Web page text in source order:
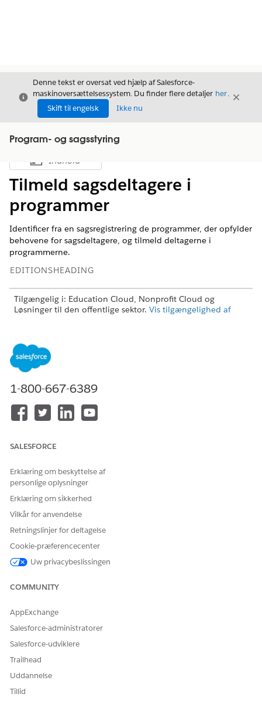
Luk
Denne tekst er oversat ved hjælp af Salesforce-
maskinoversættelsessystem. Du finder flere detaljer her.
Skift til engelsk
Ikke nu
Luk
Program- og sagsstyring
Vis indholdsfortegnelse
Indhold
Tilmeld sagsdeltagere i
programmer
Identificer fra en sagsregistrering de programmer, der opfylder
behovene for sagsdeltagere, og tilmeld deltagerne i
programmerne.
EDITIONSHEADING
Tilgængelig i: Education Cloud, Nonprofit Cloud og
Løsninger til den offentlige sektor. Vis tilgængelighed af
Hvis du ønsker adgang til
programregistreringer.
Find og vælgsager
Vælg en sag.
På den relaterede liste Sagsprogrammer skal du klikke på
Tilmeld deltagere.
Søg efter og vælg et eller flere programmer, og klik
derefter på Næste
Vælg deltagerne, og klik derefter på
For hver deltager skal du gennemse og bekræfte
Salesforce opretter sagsprogram- og
Hvis der findes en aktiv programtilmeldingsregistrering for en
deltager, oprettes der ikke en dubletregistrering.
1-800-667-6389
SALESFORCE
Erklæring om beskyttelse af
personlige oplysninger
Erklæring om sikkerhed
Vilkår for anvendelse
Retningslinjer for deltagelse
Cookie-præferencecenter
Uw privacybeslissingen
COMMUNITY
AppExchange
Salesforce-administratorer
Salesforce-udviklere
Trailhead
Uddannelse
Tillid